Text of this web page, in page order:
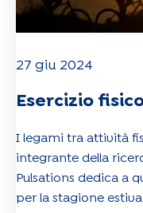
27 giu 2024
Esercizio
I legami tra attività
integrante della
Pulsations dedica a
per la stagione estiva.